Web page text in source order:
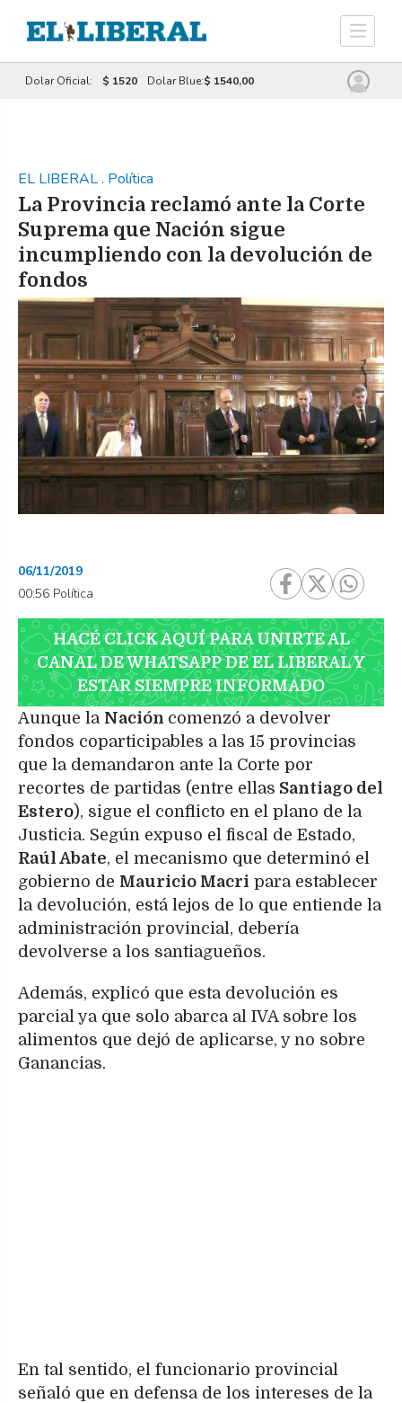
Dolar Oficial: $ 1520 Dolar Blue:$ 1540,00
EL LIBERAL. Política
La Provincia reclamó ante la Corte
Suprema que Nación sigue
incumpliendo con la devolución de
fondos
06/11/2019
00:56 Política
HACÉ CLICK AQUÍ PARA UNIRTE AL
CANAL DE WHATSAPP DE EL LIBERAL Y
ESTAR SIEMPRE INFORMADO
Aunque la Nación comenzó a devolver
fondos coparticipables a las 15 provincias
que la demandaron ante la Corte por
recortes de partidas (entre ellas Santiago del
Estero), sigue el conflicto en el plano de la
Justicia. Según expuso el fiscal de Estado,
Raúl Abate, el mecanismo que determinó el
gobierno de Mauricio Macri para establecer
la devolución, está lejos de lo que entiende la
administración provincial, debería
devolverse a los santiagueños.
Además, explicó que esta devolución es
parcial ya que solo abarca al IVA sobre los
alimentos que dejó de aplicarse, y no sobre
Ganancias.
En tal sentido, el funcionario provincial
señaló que en defensa de los intereses de la